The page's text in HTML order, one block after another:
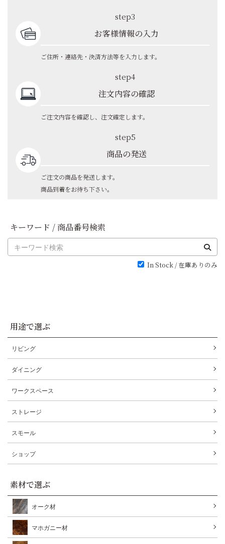
step3
お客様情報の入力
ご住所・連絡先・決済方法等を入力します。
step4
注文内容の確認
ご注文内容を確認し、注文確定します。
step5
商品の発送
ご注文の商品を発送します。
商品到着をお待ち下さい。
キーワード / 商品番号検索
In Stock / 在庫ありのみ
用途で選ぶ
リビング
ダイニング
ワークスペース
ストレージ
スモール
ショップ
素材で選ぶ
オーク材
マホガニー材